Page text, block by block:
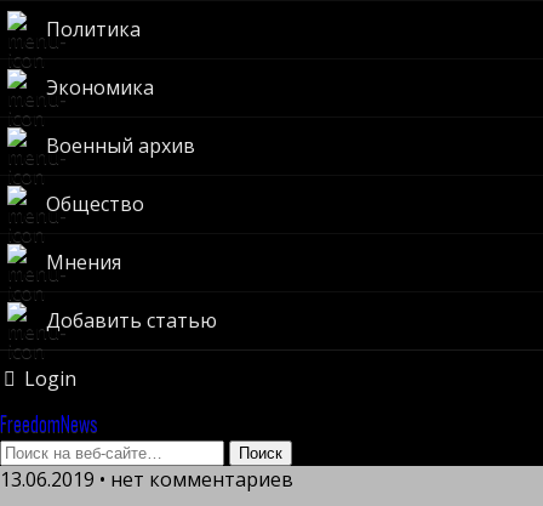
Политика
Экономика
Военный архив
Общество
Мнения
Добавить статью
Login
FreedomNews
13.06.2019 • нет комментариев